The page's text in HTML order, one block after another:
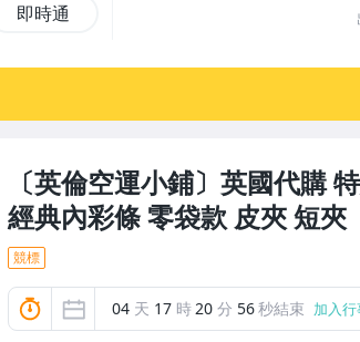
〔英倫空運小鋪〕英國代購
經典內彩條 零袋款 皮夾 短夾
競標
04 天 17 時20 分 54秒結束 加入
即時通